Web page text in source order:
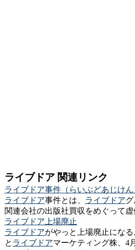
ライブドア 関連リンク
ライブドア事件（らいぶどあじけん
ライブドア事件とは、 ライブドア
関連会社の出版社買収をめぐって
ライブドア上場廃止
ライブドアがやっと上場廃止になる
と ライブドアマーケティング株、4